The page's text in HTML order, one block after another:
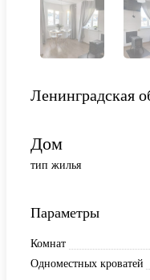
Ленинградская
Дом
тип жилья
Параметры
Комнат
Одноместных кроватей